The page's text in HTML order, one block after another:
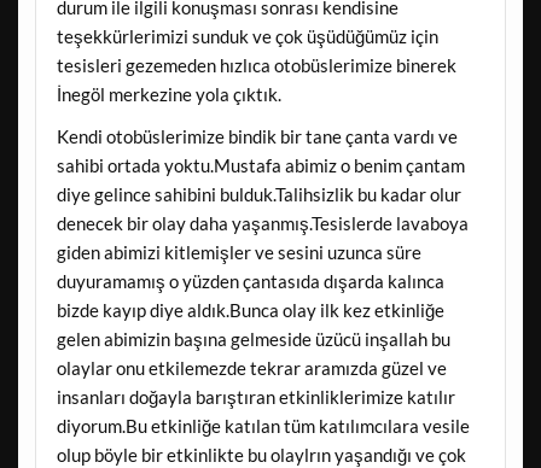
durum ile ilgili konuşması sonrası kendisine
teşekkürlerimizi sunduk ve çok üşüdüğümüz için
tesisleri gezemeden hızlıca otobüslerimize binerek
İnegöl merkezine yola çıktık.
Kendi otobüslerimize bindik bir tane çanta vardı ve
sahibi ortada yoktu.Mustafa abimiz o benim çantam
diye gelince sahibini bulduk.Talihsizlik bu kadar olur
denecek bir olay daha yaşanmış.Tesislerde lavaboya
giden abimizi kitlemişler ve sesini uzunca süre
duyuramamış o yüzden çantasıda dışarda kalınca
bizde kayıp diye aldık.Bunca olay ilk kez etkinliğe
gelen abimizin başına gelmeside üzücü inşallah bu
olaylar onu etkilemezde tekrar aramızda güzel ve
insanları doğayla barıştıran etkinliklerimize katılır
diyorum.Bu etkinliğe katılan tüm katılımcılara vesile
olup böyle bir etkinlikte bu olaylrın yaşandığı ve çok